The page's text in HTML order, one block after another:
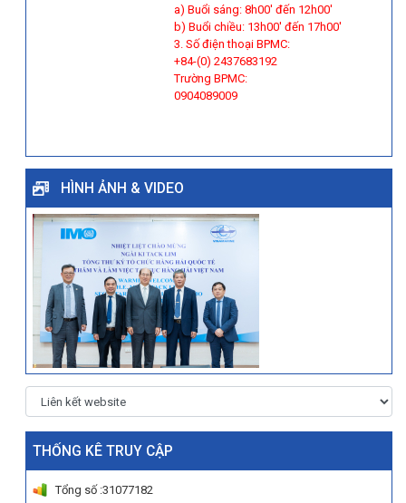
a) Buổi sáng: 8h00' đến 12h00'
b) Buổi chiều: 13h00' đến 17h00'
3. Số điện thoại BPMC:
+84-(0) 2437683192
Trường BPMC:
0904089009
HÌNH ẢNH & VIDEO
THỐNG KÊ TRUY CẬP
Tổng số :31077182